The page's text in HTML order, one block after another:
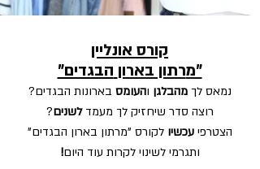
קורס אונליין
"מרתון בארון הבגדים"
נמאס לךמהבלגן והעומס בארונות הבגדים?
רוצה סדר שיחזיק לך מעמדלשנים?
הצטרפיעכשיו לקורס "מרתון בארון הבגדים"
ותגרמי לשינוי לקרות עוד היום!